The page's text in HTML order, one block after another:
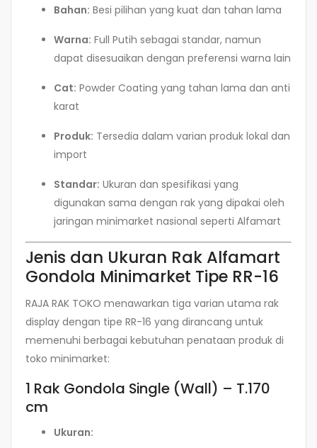
Bahan: Besi pilihan yang kuat dan tahan lama
Warna: Full Putih sebagai standar, namun
dapat disesuaikan dengan preferensi warna lain
Cat: Powder Coating yang tahan lama dan anti
karat
Produk: Tersedia dalam varian produk lokal dan
import
Standar: Ukuran dan spesifikasi yang
digunakan sama dengan rak yang dipakai oleh
jaringan minimarket nasional seperti Alfamart
Jenis dan Ukuran Rak Alfamart
Gondola Minimarket Tipe RR-16
RAJA RAK TOKO menawarkan tiga varian utama rak
display dengan tipe RR-16 yang dirancang untuk
memenuhi berbagai kebutuhan penataan produk di
toko minimarket:
1 Rak Gondola Single (Wall) – T.170
cm
Ukuran: